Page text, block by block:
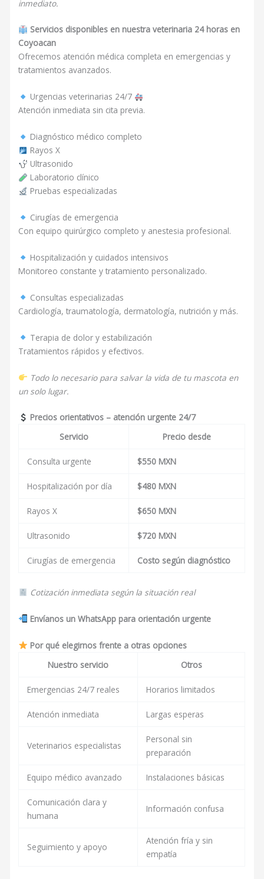
inmediato.
Servicios disponibles en nuestra veterinaria 24 horas en
Coyoacan
Ofrecemos atención médica completa en emergencias y
tratamientos avanzados.
Urgencias veterinarias 24/7
Atención inmediata sin cita previa.
Diagnóstico médico completo
Rayos X
Ultrasonido
Laboratorio clínico
Pruebas especializadas
Cirugías de emergencia
Con equipo quirúrgico completo y anestesia profesional.
Hospitalización y cuidados intensivos
Monitoreo constante y tratamiento personalizado.
Consultas especializadas
Cardiología, traumatología, dermatología, nutrición y más.
Terapia de dolor y estabilización
Tratamientos rápidos y efectivos.
Todo lo necesario para salvar la vida de tu mascota en
un solo lugar.
Precios orientativos – atención urgente 24/7
Servicio
Precio desde
Consulta urgente $550 MXN
Hospitalización por día $480 MXN
Rayos X $650 MXN
Ultrasonido $720 MXN
Cirugías de emergencia Costo según diagnóstico
Cotización inmediata según la situación real
Envíanos un WhatsApp para orientación urgente
Por qué elegirnos frente a otras opciones
Nuestro servicio
Otros
Emergencias 24/7 reales Horarios limitados
Atención inmediata Largas esperas
Veterinarios especialistas
Personal sin
preparación
Equipo médico avanzado Instalaciones básicas
Comunicación clara y
humana
Información confusa
Seguimiento y apoyo
Atención fría y sin
empatía